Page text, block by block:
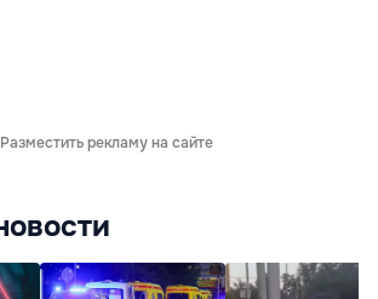
Разместить рекламу на сайте